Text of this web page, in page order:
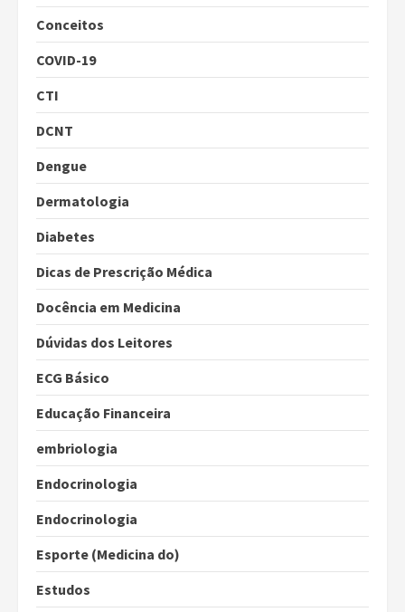
Conceitos
COVID-19
CTI
DCNT
Dengue
Dermatologia
Diabetes
Dicas de Prescrição Médica
Docência em Medicina
Dúvidas dos Leitores
ECG Básico
Educação Financeira
embriologia
Endocrinologia
Endocrinologia
Esporte (Medicina do)
Estudos